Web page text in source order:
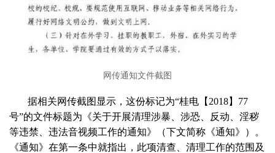
网传通知文件截图
据相关网传截图显示，这份标记为“桂电【2018】77
号”的文件标题为《关于开展清理涉暴、涉恐、反动、淫秽
等违禁、违法音视频工作的通知》（下文简称《通知》）。
《通知》在第一条中就指出，此项清查、清理工作的范围及